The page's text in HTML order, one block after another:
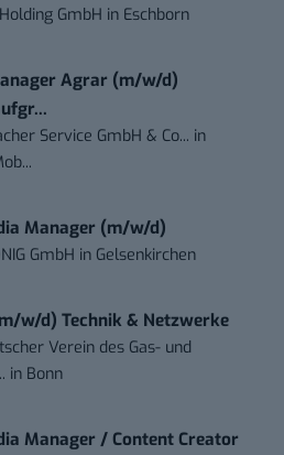
GmbH in Eschborn
Agrar (m/w/d)
Service GmbH & Co... in
Manager (m/w/d)
GmbH in Gelsenkirchen
w/d) Technik & Netzwerke
Verein des Gas- und
in Bonn
Manager / Content Creator